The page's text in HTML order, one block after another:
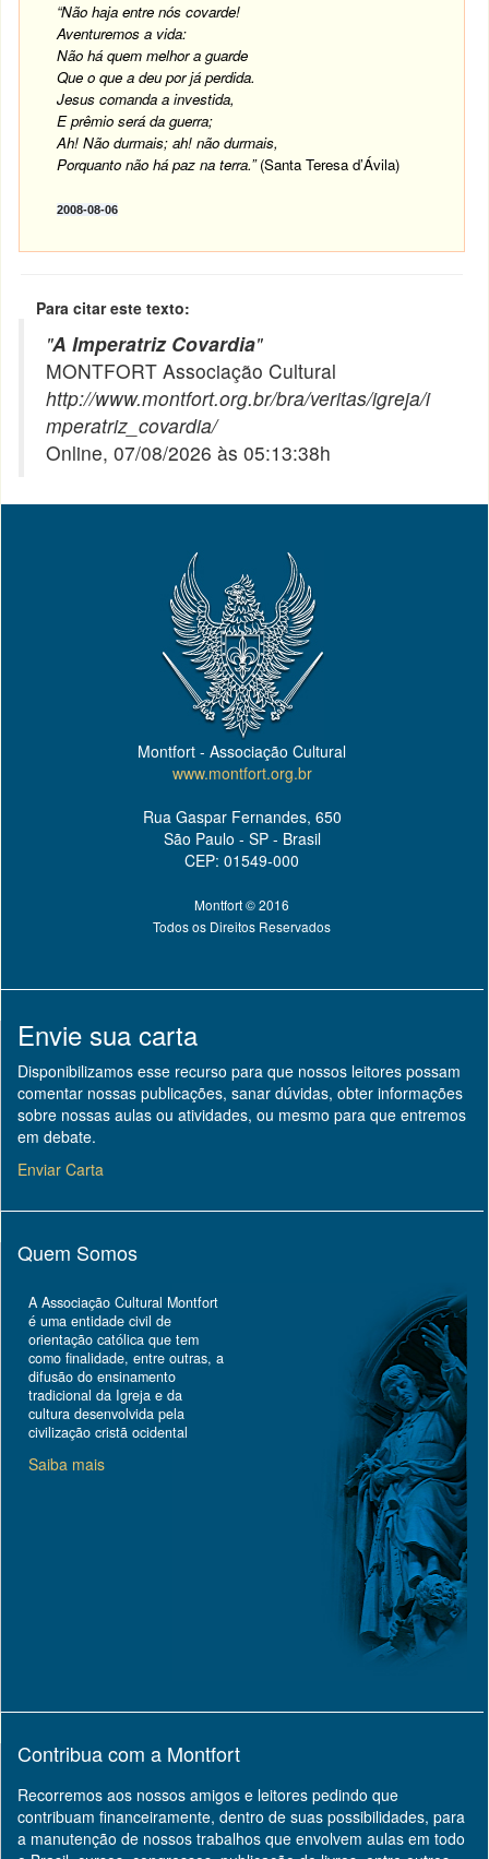
“Não haja entre nós covarde!
Aventuremos a vida:
Não há quem melhor a guarde
Que o que a deu por já perdida.
Jesus comanda a investida,
E prêmio será da guerra;
Ah! Não durmais; ah! não durmais,
Porquanto não há paz na terra.”(Santa Teresa d’Ávila)
2008-08-06
Para citar este texto:
"A Imperatriz Covardia"
MONTFORT Associação Cultural
http://www.montfort.org.br/bra/veritas/igreja/i
mperatriz_covardia/
Online, 07/08/2026 às 05:13:38h
Montfort - Associação Cultural
www.montfort.org.br
Rua Gaspar Fernandes, 650
São Paulo - SP - Brasil
CEP: 01549-000
Montfort © 2016
Todos os Direitos Reservados
Envie sua carta
Disponibilizamos esse recurso para que nossos leitores possam
comentar nossas publicações, sanar dúvidas, obter informações
sobre nossas aulas ou atividades, ou mesmo para que entremos
em debate.
Enviar Carta
Quem Somos
A Associação Cultural Montfort
é uma entidade civil de
orientação católica que tem
como finalidade, entre outras, a
difusão do ensinamento
tradicional da Igreja e da
cultura desenvolvida pela
civilização cristã ocidental
Saiba mais
Contribua com a Montfort
Recorremos aos nossos amigos e leitores pedindo que
contribuam financeiramente, dentro de suas possibilidades, para
a manutenção de nossos trabalhos que envolvem aulas em todo